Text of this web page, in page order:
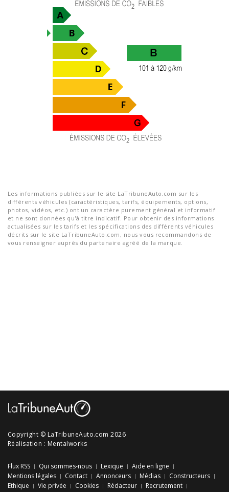
Les informations publiées sur le site LaTribuneAuto.com sur les
différents véhicules (caractéristiques, tarifs, équipements, options,
photos, vidéos, etc.) ont un caractère purement général et informatif
et ne sont données qu'à titre indicatif. Pour obtenir des informations
actualisées sur les tarifs et les spécifications des différents véhicules
décrits sur le site LaTribuneAuto.com, nous vous recommandons de
vous renseigner auprès du partenaire agréé de la marque.
Copyright © LaTribuneAuto.com 2026
Réalisation : Mentalworks
Flux RSS Qui sommes-nous Lexique
Aide en ligne
Mentions légales
Contact Annonceurs Médias
Constructeurs
Ethique
Vie privée Cookies Rédacteur
Recrutement